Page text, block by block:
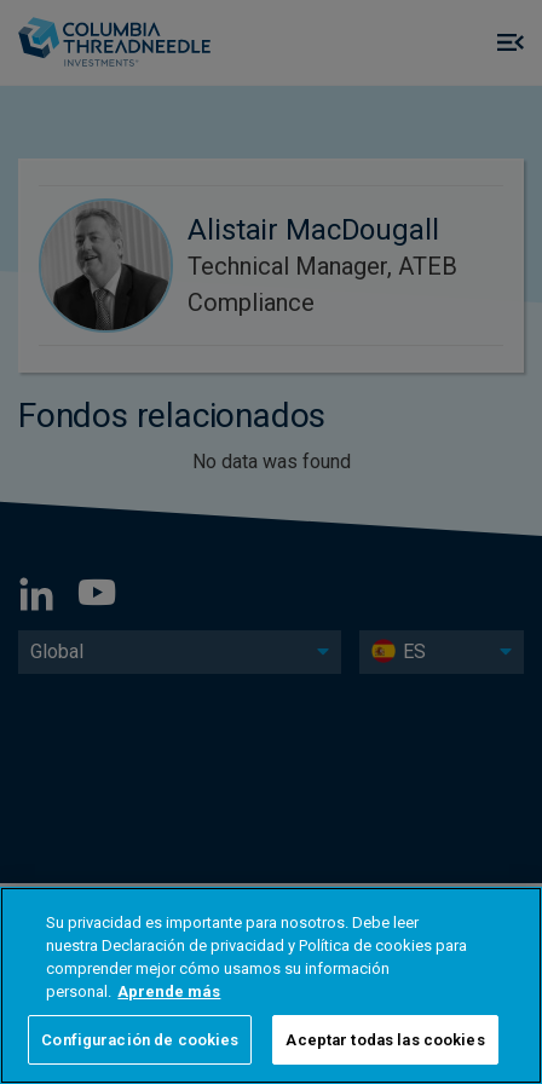
Alistair MacDougall
Technical Manager, ATEB
Compliance
Fondos relacionados
No data was found
Global ES
Su privacidad es importante para nosotros. Debe leer
nuestra Declaración de privacidad y Política de cookies para
comprender mejor cómo usamos su información
personal. Aprende más
Configuración de cookies Aceptar todas las cookies